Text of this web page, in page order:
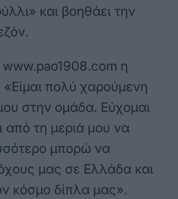
και βοηθάει την
η
«Είμαι πολύ χαρούμενη
στην ομάδα. Εύχομαι
από τη μεριά μου να
μπορώ να
μας σε Ελλάδα και
κόσμο δίπλα μας».